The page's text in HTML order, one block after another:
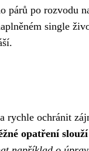
párů po rozvodu
single
rychle ochránit
opatření